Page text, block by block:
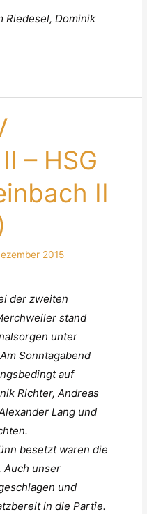
Riedesel, Dominik
– HSG
II
2015
der zweiten
stand
unter
Sonntagabend
auf
Richter, Andreas
Lang und
besetzt waren die
Auch unser
und
in die Partie.